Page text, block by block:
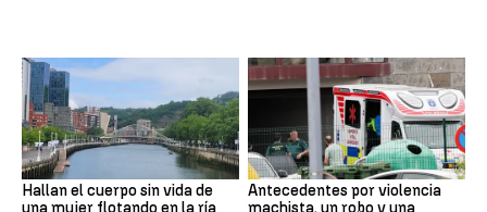
Hallan el cuerpo sin vida de
Antecedentes por violencia